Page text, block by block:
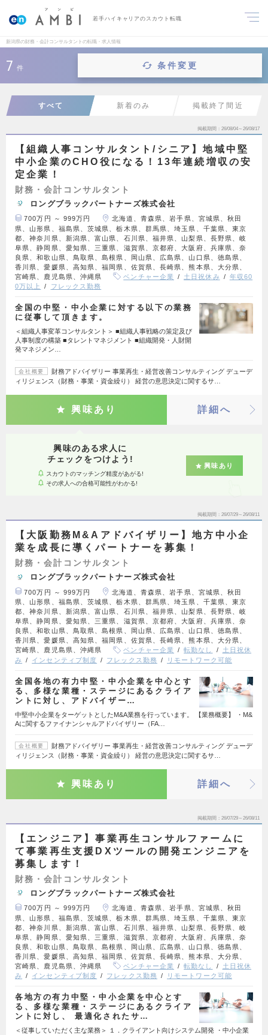
若手ハイキャリアのスカウト転職
新潟県の財務・会計コンサルタントの転職・求人情報
7 件 条件変更
すべて 新着のみ 掲載終了間近
掲載期間 26/08/04～26/08/17
【組織人事コンサルタント/シニア】地域中堅
中小企業のCHO役になる！13年連続増収の安
定企業！
財務・会計コンサルタント
ロングブラックパートナーズ株式会社
700万円 ～ 999万円
北海道、青森県、岩手県、宮城県、秋田
県、山形県、福島県、茨城県、栃木県、群馬県、埼玉県、千葉県、東京
都、神奈川県、新潟県、富山県、石川県、福井県、山梨県、長野県、岐
阜県、静岡県、愛知県、三重県、滋賀県、京都府、大阪府、兵庫県、奈
良県、和歌山県、鳥取県、島根県、岡山県、広島県、山口県、徳島県、
香川県、愛媛県、高知県、福岡県、佐賀県、長崎県、熊本県、大分県、
宮崎県、鹿児島県、沖縄県
ベンチャー企業 土日祝休み
年収60
0万以上
フレックス勤務
全国の中堅・中小企業に対する以下の業務
に従事して頂きます。
＜組織人事変革コンサルタント＞ ■組織人事戦略の策定及び
人事制度の構築 ■タレントマネジメント ■組織開発・人財開
発マネジメン…
会社概要
財務アドバイザリー 事業再生・経営改善コンサルティング デューデ
ィリジェンス（財務・事業・資金繰り） 経営の意思決定に関するサ…
興味あり 詳細へ
興味のある求人に
チェックをつけよう!
スカウトのマッチング精度があがる!
その求人への合格可能性がわかる!
興味あり
掲載期間 26/07/29～26/08/11
【大阪勤務M&Aアドバイザリー】地方中小企
業を成長に導くパートナーを募集！
財務・会計コンサルタント
ロングブラックパートナーズ株式会社
700万円 ～ 999万円
北海道、青森県、岩手県、宮城県、秋田
県、山形県、福島県、茨城県、栃木県、群馬県、埼玉県、千葉県、東京
都、神奈川県、新潟県、富山県、石川県、福井県、山梨県、長野県、岐
阜県、静岡県、愛知県、三重県、滋賀県、京都府、大阪府、兵庫県、奈
良県、和歌山県、鳥取県、島根県、岡山県、広島県、山口県、徳島県、
香川県、愛媛県、高知県、福岡県、佐賀県、長崎県、熊本県、大分県、
宮崎県、鹿児島県、沖縄県
ベンチャー企業 転勤なし
土日祝休
み
インセンティブ制度 フレックス勤務 リモートワーク可能
全国各地の有力中堅・中小企業を中心とす
る、多様な業種・ステージにあるクライア
ントに対し、アドバイザー…
中堅中小企業をターゲットとしたM&A業務を行っています。 【業務概要】 ・M&
Aに関するファイナンシャルアドバイザリー（FA…
会社概要
財務アドバイザリー 事業再生・経営改善コンサルティング デューデ
ィリジェンス（財務・事業・資金繰り） 経営の意思決定に関するサ…
興味あり 詳細へ
掲載期間 26/07/29～26/08/11
【エンジニア】事業再生コンサルファームに
て事業再生支援DXツールの開発エンジニアを
募集します！
財務・会計コンサルタント
ロングブラックパートナーズ株式会社
700万円 ～ 999万円
北海道、青森県、岩手県、宮城県、秋田
県、山形県、福島県、茨城県、栃木県、群馬県、埼玉県、千葉県、東京
都、神奈川県、新潟県、富山県、石川県、福井県、山梨県、長野県、岐
阜県、静岡県、愛知県、三重県、滋賀県、京都府、大阪府、兵庫県、奈
良県、和歌山県、鳥取県、島根県、岡山県、広島県、山口県、徳島県、
香川県、愛媛県、高知県、福岡県、佐賀県、長崎県、熊本県、大分県、
宮崎県、鹿児島県、沖縄県
ベンチャー企業 転勤なし
土日祝休
み
インセンティブ制度 フレックス勤務 リモートワーク可能
各地方の有力中堅・中小企業を中心とす
る、多様な業種・ステージにあるクライア
ントに対し、 最適化されたサ…
＜従事していただく主な業務＞ １．クライアント向けシステム開発 ・中小企業